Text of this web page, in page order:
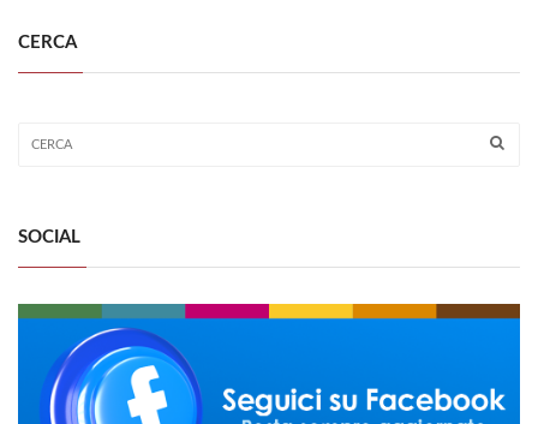
CERCA
SOCIAL